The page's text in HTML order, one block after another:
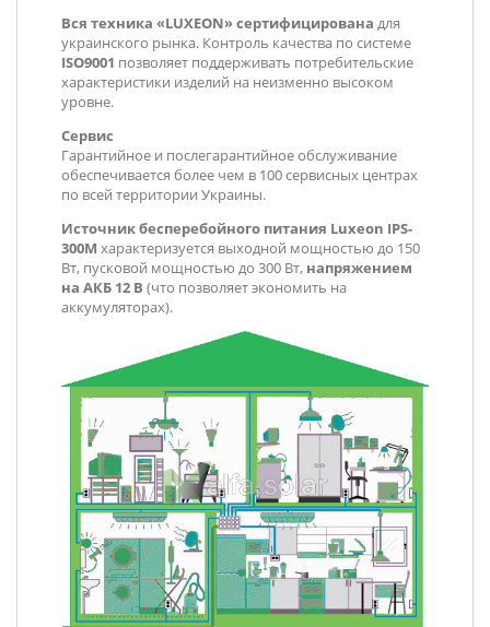
Вся техника «LUXEON» сертифицирована для
украинского рынка. Контроль качества по системе
ISO9001 позволяет поддерживать потребительские
характеристики изделий на неизменно высоком
уровне.
Сервис
Гарантийное и послегарантийное обслуживание
обеспечивается более чем в 100 сервисных центрах
по всей территории Украины.
Источник бесперебойного питания Luxeon IPS-
300M характеризуется выходной мощностью до 150
Вт, пусковой мощностью до 300 Вт, напряжением
на АКБ 12 В (что позволяет экономить на
аккумуляторах).